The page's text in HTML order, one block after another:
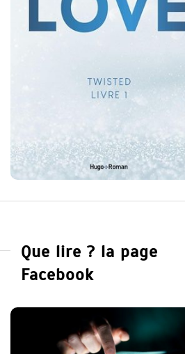
Que lire ? la page
Facebook